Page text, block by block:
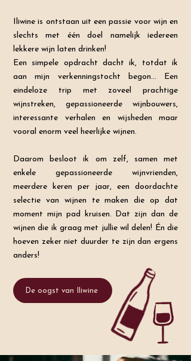
Iliwine is ontstaan uit een passie voor wijn en
slechts met één doel namelijk iedereen
lekkere wijn laten drinken!
Een simpele opdracht dacht ik, totdat ik
aan mijn verkenningstocht begon... Een
eindeloze trip met zoveel prachtige
wijnstreken, gepassioneerde wijnbouwers,
interessante verhalen en wijsheden maar
vooral enorm veel heerlijke wijnen.
Daarom besloot ik om zelf, samen met
enkele gepassioneerde wijnvrienden,
meerdere keren per jaar, een doordachte
selectie van wijnen te maken die op dat
moment mijn pad kruisen. Dat zijn dan de
wijnen die ik graag met jullie wil delen! Én die
hoeven zeker niet duurder te zijn dan ergens
anders!
De oogst van Iliwine